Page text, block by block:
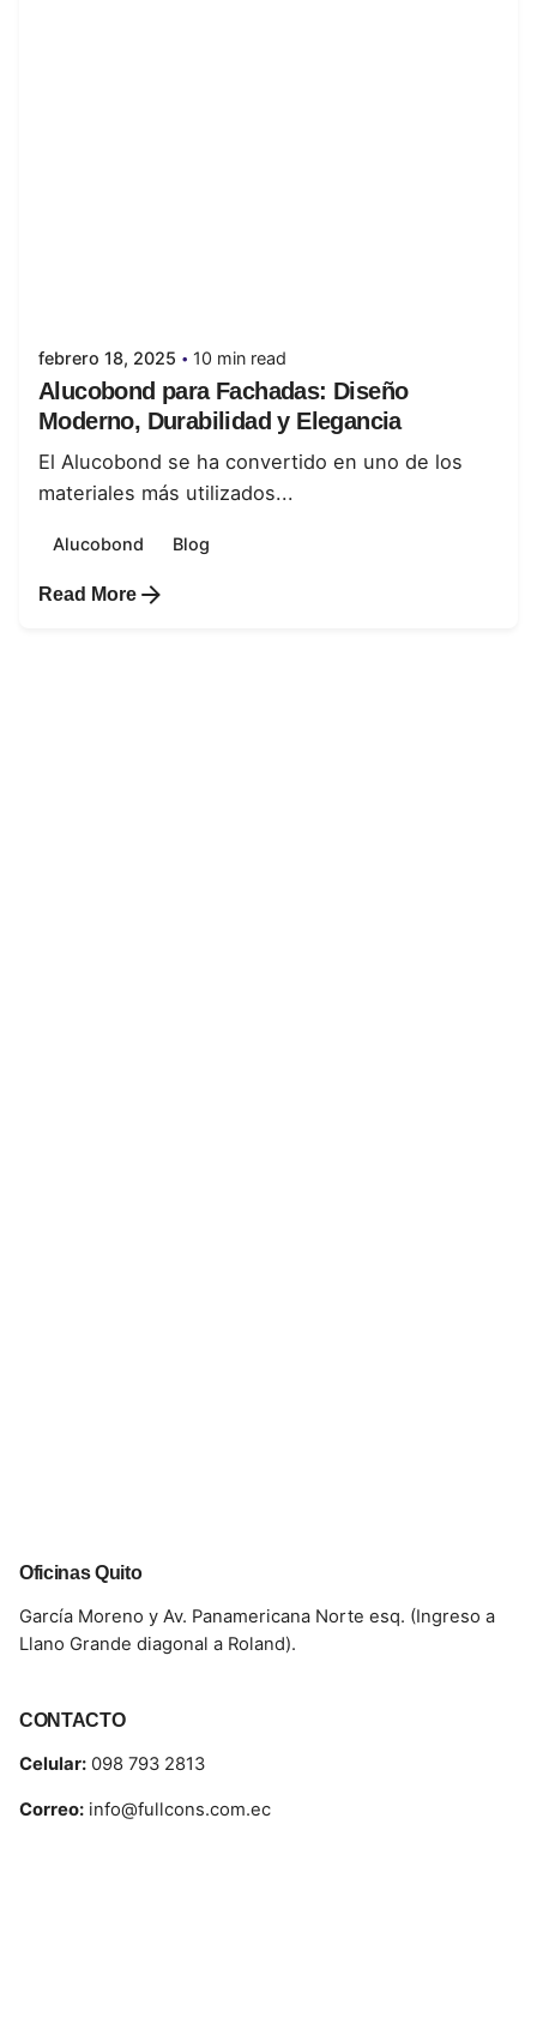
febrero 18, 2025 10 min read
Alucobond para Fachadas: Diseño
Moderno, Durabilidad y Elegancia
El Alucobond se ha convertido en uno de los
materiales más utilizados...
Alucobond Blog
Read More
Oficinas Quito
García Moreno y Av. Panamericana Norte esq. (Ingreso a
Llano Grande diagonal a Roland).
CONTACTO
Celular: 098 793 2813
Correo: info@fullcons.com.ec